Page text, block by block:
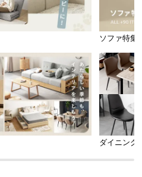
ソファ特集
ダイニング